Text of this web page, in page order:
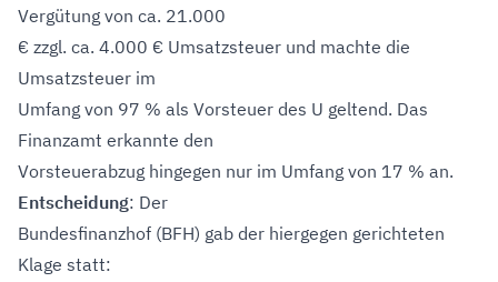
Vergütung von ca. 21.000
€ zzgl. ca. 4.000 € Umsatzsteuer und machte die
Umsatzsteuer im
Umfang von 97 % als Vorsteuer des U geltend. Das
Finanzamt erkannte den
Vorsteuerabzug hingegen nur im Umfang von 17 % an.
Entscheidung: Der
Bundesfinanzhof (BFH) gab der hiergegen gerichteten
Klage statt: